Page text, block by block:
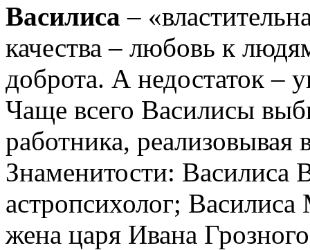
Василиса –
качества – любовь к
доброта. А недостаток –
Чаще всего Василисы
работника, реализовывая
Знаменитости: Василиса
астропсихолог;
жена царя Ивана